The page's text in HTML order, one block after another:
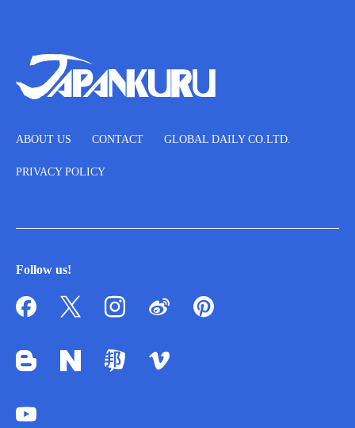
ABOUT US CONTACT GLOBAL DAILY CO.LTD.
PRIVACY POLICY
Follow us!